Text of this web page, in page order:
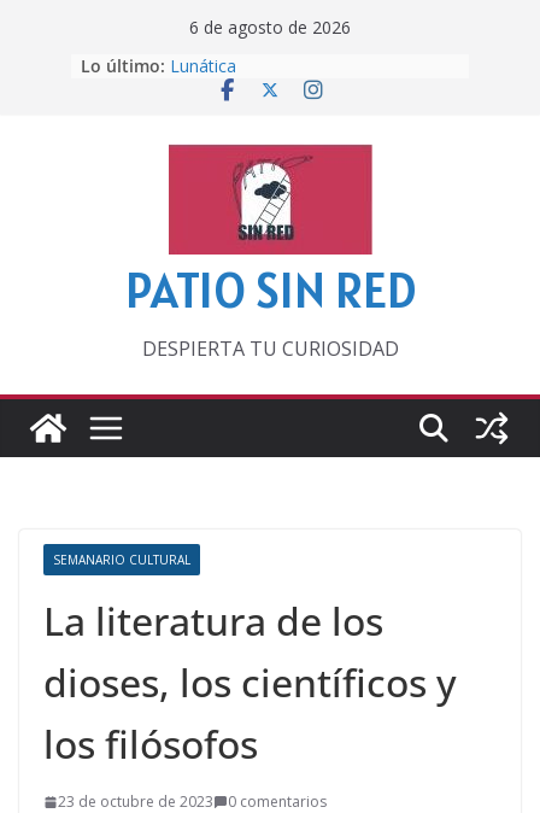
6 de agosto de 2026
Lo último: Otra del Mundial
Lunática
‘La broma infinita’ de recomendar
lecturas veraniegas
PATIO SIN RED
DESPIERTA TU CURIOSIDAD
SEMANARIO CULTURAL
La literatura de los
dioses, los científicos y
los filósofos
23 de octubre de 2023
0 comentarios